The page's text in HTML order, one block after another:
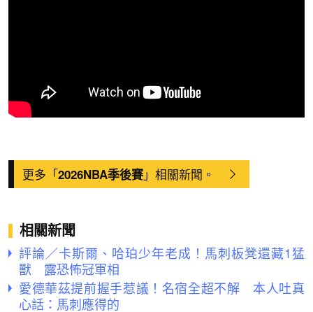
更多「2026NBA季後賽」相關新聞。
相關新聞
評論／卡斯爾、哈珀少年老成！馬刺板凳還藏1猛
獸 露恐怖冠軍相
愛德華茲提前握手惹議！名宿全超不解 本人吐真
心話：馬刺應得的